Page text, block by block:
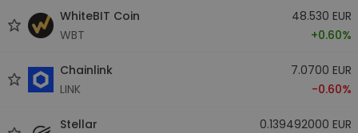
WhiteBIT Coin
WBT
48.530 EUR
+0.60%
Chainlink
LINK
7.0700 EUR
-0.60%
Stellar
0.139492000 EUR